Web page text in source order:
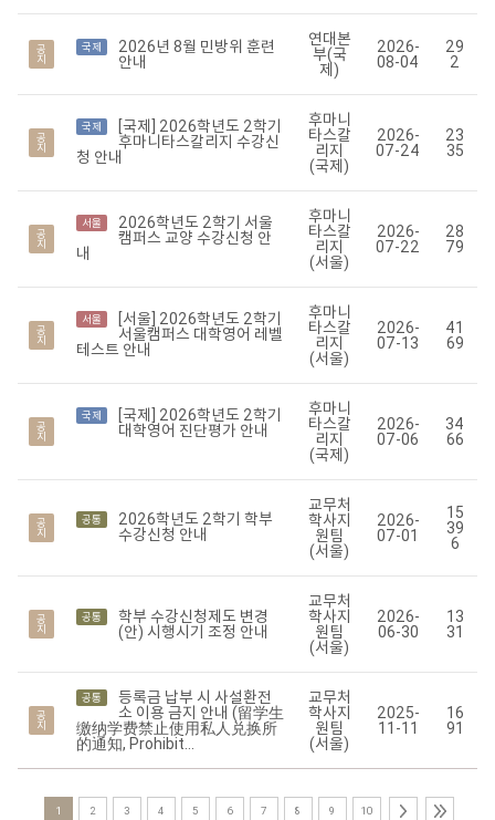
공
지
국제 2026년 8월 민방위 훈련
안내
연대본
부(국
제)
2026-
08-04
29
2
공
지
국제 [국제] 2026학년도 2학기
후마니타스칼리지 수강신
청 안내
후마니
타스칼
리지
(국제)
2026-
07-24
23
35
공
지
서울 2026학년도 2학기 서울
캠퍼스 교양 수강신청 안
내
후마니
타스칼
리지
(서울)
2026-
07-22
28
79
공
지
서울 [서울] 2026학년도 2학기
서울캠퍼스 대학영어 레벨
테스트 안내
후마니
타스칼
리지
(서울)
2026-
07-13
41
69
공
지
국제 [국제] 2026학년도 2학기
대학영어 진단평가 안내
후마니
타스칼
리지
(국제)
2026-
07-06
34
66
공
지
공통 2026학년도 2학기 학부
수강신청 안내
교무처
학사지
원팀
(서울)
2026-
07-01
15
39
6
공
지
공통 학부 수강신청제도 변경
(안) 시행시기 조정 안내
교무처
학사지
원팀
(서울)
2026-
06-30
13
31
공
지
공통 등록금 납부 시 사설환전
소 이용 금지 안내 (留学生
缴纳学费禁止使用私人兑换所
的通知, Prohibit...
교무처
학사지
원팀
(서울)
2025-
11-11
16
91
1 2 3 4 5 6 7 8 9 10